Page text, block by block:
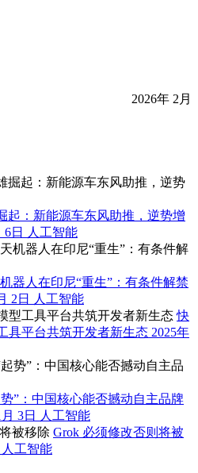
2026年 2月
起：新能源车东风助推，逆势增
6日 人工智能
器人在印尼“重生”：有条件解禁
2日
人工智能
快
具平台共筑开发者新生态 2025年
”：中国核心能否撼动自主品牌
3日
人工智能
Grok 必须修改否则将被
人工智能